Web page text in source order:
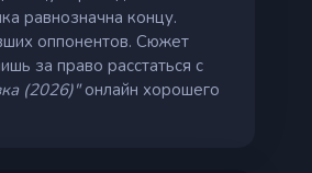
равнозначна концу.
оппонентов. Сюжет
за право расстаться с
(2026)"онлайн хорошего